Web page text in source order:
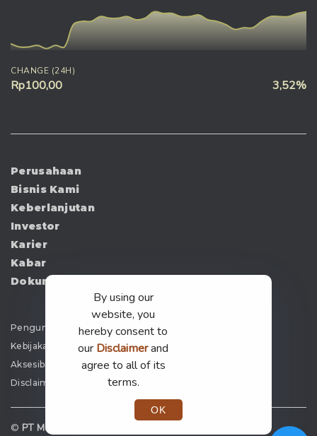
CHANGE (24H)
Rp100,00 3,52%
Perusahaan
Bisnis Kami
Keberlanjutan
Investor
Karier
Kabar
Dokumen
Pengumuman
Kebijakan Privasi
Aksesibilitas
Disclaimer
© PT Merdeka Copper Gold Tbk —
By using our
website, you
hereby consent to
our Disclaimerand
agree to all of its
terms.
OK